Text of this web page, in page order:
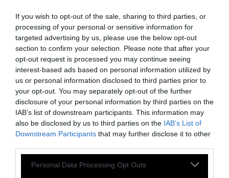
If you wish to opt-out of the sale, sharing to third parties, or
processing of your personal or sensitive information for
targeted advertising by us, please use the below opt-out
section to confirm your selection. Please note that after your
opt-out request is processed you may continue seeing
interest-based ads based on personal information utilized by
us or personal information disclosed to third parties prior to
your opt-out. You may separately opt-out of the further
disclosure of your personal information by third parties on the
IAB’s list of downstream participants. This information may
also be disclosed by us to third parties on the IAB’s List of
Downstream Participants that may further disclose it to other
Personal Data Processing Opt Outs
ηλικίας 13,8 δισεκατομμυρίων ετών. Τα
υπόλοιπα 92 χημικά στοιχεία γεννήθηκαν στο
εσωτερικό των άστρων κατά τις
θερμοπυρηνικές τους αντιδράσεις και τις
επιθανάτιες εκρήξεις τους.
Οπότε, εάν κόψετε κάποιο λουλούδι, ή
δοκιμάσετε ένα φρούτο, ή χαϊδέψετε το
πρόσωπό σας, ακουμπάτε κάποιο άστρο.
γύρω μας είναι κομμάτια κάποιου άστρου.